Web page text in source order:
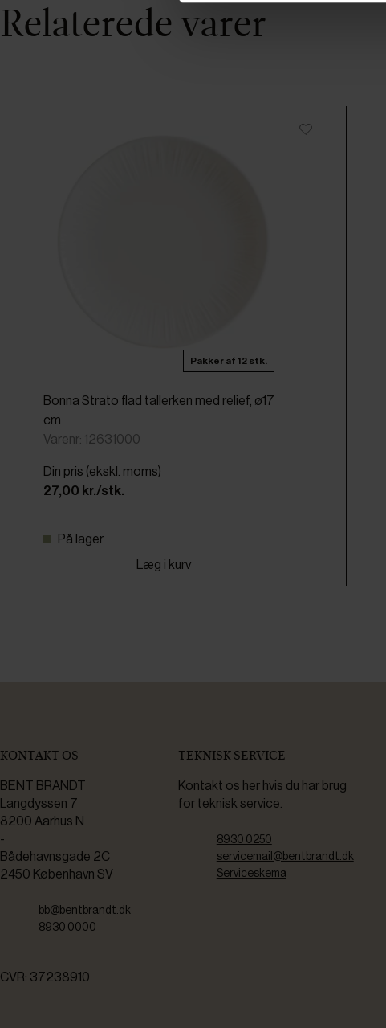
Relaterede varer
Pakker af 12 stk.
Bonna Strato flad tallerken med relief, ø17
cm
Varenr: 12631000
Din pris (ekskl. moms)
27,00 kr./stk.
På lager
Læg i kurv
KONTAKT OS
BENT BRANDT
Langdyssen 7
8200 Aarhus N
-
Bådehavnsgade 2C
2450 København SV
bb@bentbrandt.dk
8930 0000
CVR: 37238910
TEKNISK SERVICE
Kontakt os her hvis du har brug
for teknisk service.
8930 0250
servicemail@bentbrandt.dk
Serviceskema